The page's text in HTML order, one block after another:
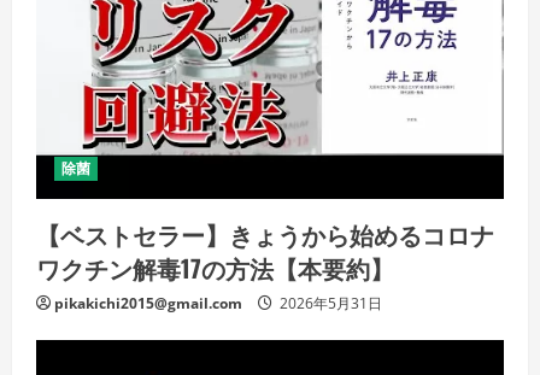
除菌
【ベストセラー】きょうから始めるコロナ
ワクチン解毒17の方法【本要約】
pikakichi2015@gmail.com 2026年5月31日